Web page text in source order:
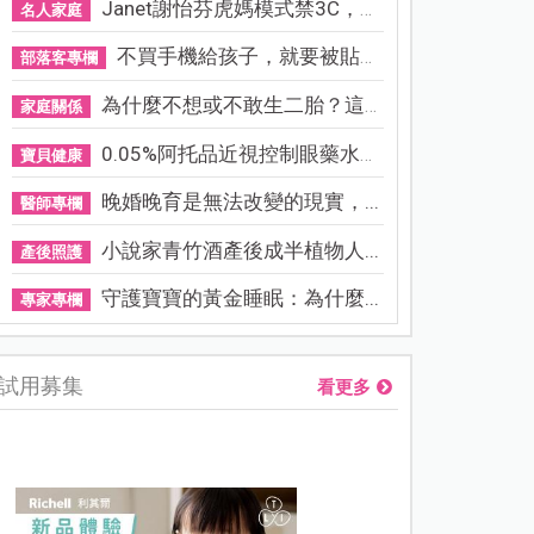
名人家庭 Janet謝怡芬虎媽模式禁3C，看...
部落客專欄 不買手機給孩子，就要被貼「...
家庭關係 為什麼不想或不敢生二胎？這8...
寶貝健康 0.05%阿托品近視控制眼藥水納...
醫師專欄 晚婚晚育是無法改變的現實，...
產後照護 小說家青竹酒產後成半植物人...
專家專欄 守護寶寶的黃金睡眠：為什麼...
用募集 看更多